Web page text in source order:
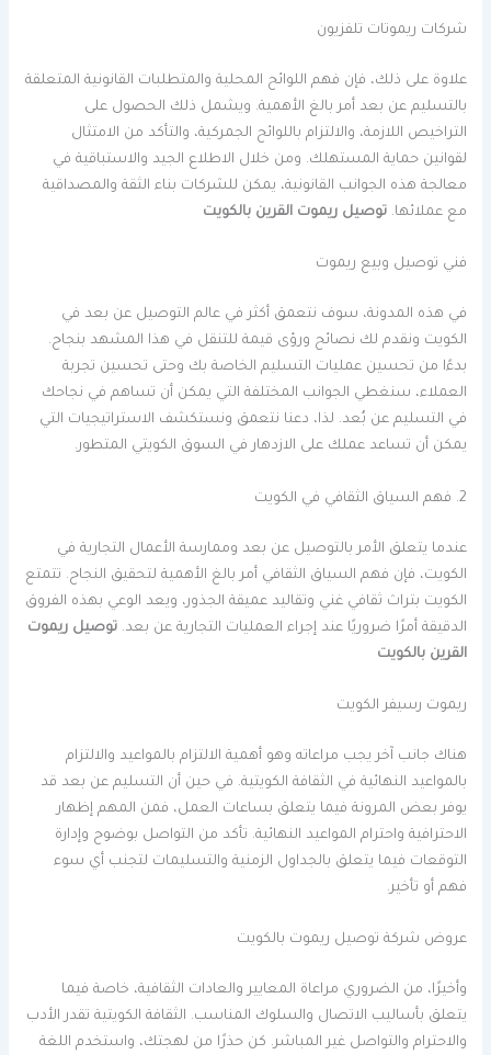
شركات ريموتات تلفزيون
علاوة على ذلك، فإن فهم اللوائح المحلية والمتطلبات القانونية المتعلقة
بالتسليم عن بعد أمر بالغ الأهمية. ويشمل ذلك الحصول على
التراخيص اللازمة، والالتزام باللوائح الجمركية، والتأكد من الامتثال
لقوانين حماية المستهلك. ومن خلال الاطلاع الجيد والاستباقية في
معالجة هذه الجوانب القانونية، يمكن للشركات بناء الثقة والمصداقية
مع عملائها.توصيل ريموت القرين بالكويت
فني توصيل وبيع ريموت
في هذه المدونة، سوف نتعمق أكثر في عالم التوصيل عن بعد في
الكويت ونقدم لك نصائح ورؤى قيمة للتنقل في هذا المشهد بنجاح.
بدءًا من تحسين عمليات التسليم الخاصة بك وحتى تحسين تجربة
العملاء، سنغطي الجوانب المختلفة التي يمكن أن تساهم في نجاحك
في التسليم عن بُعد. لذا، دعنا نتعمق ونستكشف الاستراتيجيات التي
يمكن أن تساعد عملك على الازدهار في السوق الكويتي المتطور.
2. فهم السياق الثقافي في الكويت
عندما يتعلق الأمر بالتوصيل عن بعد وممارسة الأعمال التجارية في
الكويت، فإن فهم السياق الثقافي أمر بالغ الأهمية لتحقيق النجاح. تتمتع
الكويت بتراث ثقافي غني وتقاليد عميقة الجذور، ويعد الوعي بهذه الفروق
الدقيقة أمرًا ضروريًا عند إجراء العمليات التجارية عن بعد.توصيل ريموت
القرين بالكويت
ريموت رسيفر الكويت
هناك جانب آخر يجب مراعاته وهو أهمية الالتزام بالمواعيد والالتزام
بالمواعيد النهائية في الثقافة الكويتية. في حين أن التسليم عن بعد قد
يوفر بعض المرونة فيما يتعلق بساعات العمل، فمن المهم إظهار
الاحترافية واحترام المواعيد النهائية. تأكد من التواصل بوضوح وإدارة
التوقعات فيما يتعلق بالجداول الزمنية والتسليمات لتجنب أي سوء
فهم أو تأخير.
عروض شركة توصيل ريموت بالكويت
وأخيرًا، من الضروري مراعاة المعايير والعادات الثقافية، خاصة فيما
يتعلق بأساليب الاتصال والسلوك المناسب. الثقافة الكويتية تقدر الأدب
والاحترام والتواصل غير المباشر. كن حذرًا من لهجتك، واستخدم اللغة